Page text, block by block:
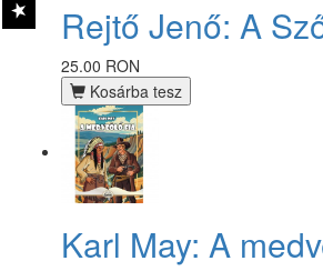
Rejtő Jenő: A
25.00 RON
Kosárba tesz
Karl May: A